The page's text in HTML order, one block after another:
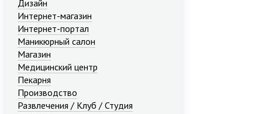
Дизайн
Интернет-магазин
Интернет-портал
Маникюрный салон
Магазин
Медицинский центр
Пекарня
Производство
Развлечения / Клуб / Студия